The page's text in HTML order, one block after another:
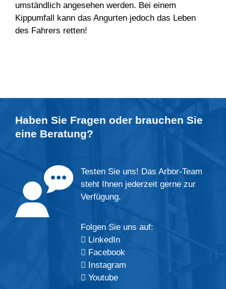
umständlich angesehen werden. Bei einem
Kippumfall kann das Angurten jedoch das Leben
des Fahrers retten!
Haben Sie Fragen oder brauchen Sie
eine Beratung?
Testen Sie uns! Das Arbor-Team
steht Ihnen jederzeit gerne zur
Verfügung.
Folgen Sie uns auf:
LinkedIn
Facebook
Instagram
Youtube